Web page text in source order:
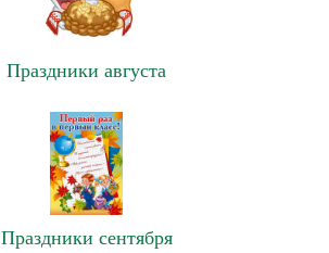
Праздники августа
Праздники сентября